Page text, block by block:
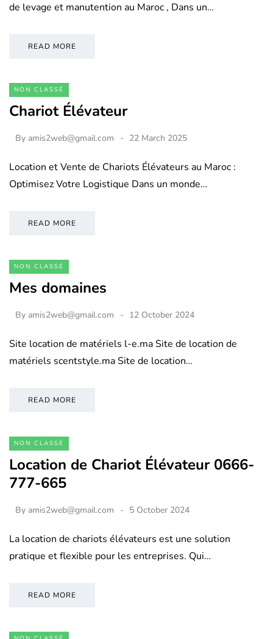
de levage et manutention au Maroc , Dans un…
READ MORE
NON CLASSÉ
Chariot Élévateur
By amis2web@gmail.com 22 March 2025
Location et Vente de Chariots Élévateurs au Maroc :
Optimisez Votre Logistique Dans un monde…
READ MORE
NON CLASSÉ
Mes domaines
By amis2web@gmail.com 12 October 2024
Site location de matériels l-e.ma Site de location de
matériels scentstyle.ma Site de location…
READ MORE
NON CLASSÉ
Location de Chariot Élévateur 0666-
777-665
By amis2web@gmail.com 5 October 2024
La location de chariots élévateurs est une solution
pratique et flexible pour les entreprises. Qui…
READ MORE